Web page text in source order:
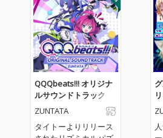
QQQbeats!!! オリジナ
ルサウンドトラック
ZUNTATA
タイトーよりリリース